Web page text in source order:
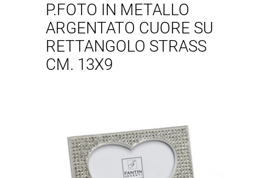
P.FOTO IN METALLO
ARGENTATO CUORE SU
RETTANGOLO STRASS
CM. 13X9